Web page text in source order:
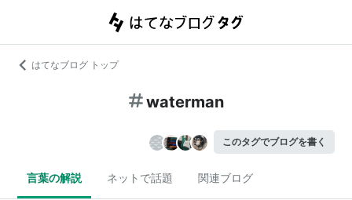
はてなブログ トップ
waterman
このタグでブログを書く
言葉の解説 ネットで話題 関連ブログ